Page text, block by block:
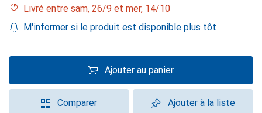
Livré entre sam, 26/9 et mer, 14/10
M'informer si le produit est disponible plus tôt
Ajouter au panier
Comparer Ajouter à la liste